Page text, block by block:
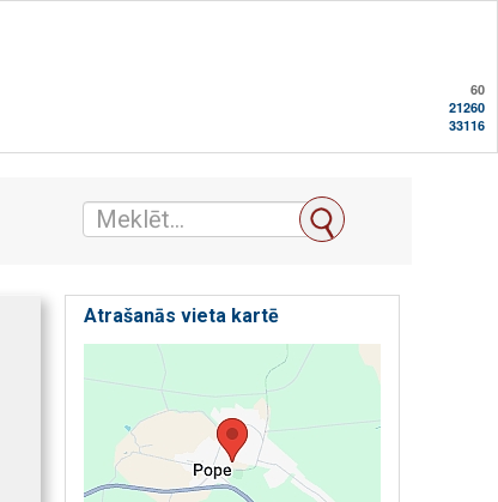
60
21260
33116
Atrašanās vieta kartē